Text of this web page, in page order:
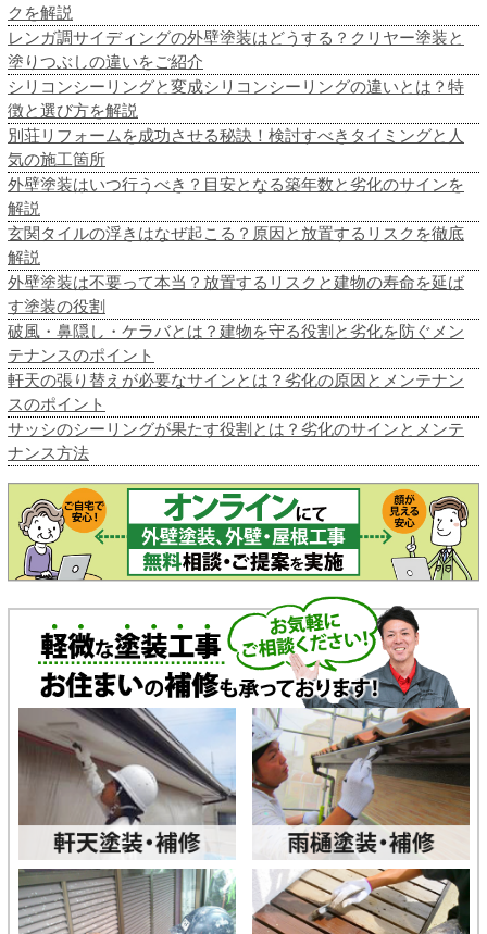
クを解説
レンガ調サイディングの外壁塗装はどうする？クリヤー塗装と
塗りつぶしの違いをご紹介
シリコンシーリングと変成シリコンシーリングの違いとは？特
徴と選び方を解説
別荘リフォームを成功させる秘訣！検討すべきタイミングと人
気の施工箇所
外壁塗装はいつ行うべき？目安となる築年数と劣化のサインを
解説
玄関タイルの浮きはなぜ起こる？原因と放置するリスクを徹底
解説
外壁塗装は不要って本当？放置するリスクと建物の寿命を延ば
す塗装の役割
破風・鼻隠し・ケラバとは？建物を守る役割と劣化を防ぐメン
テナンスのポイント
軒天の張り替えが必要なサインとは？劣化の原因とメンテナン
スのポイント
サッシのシーリングが果たす役割とは？劣化のサインとメンテ
ナンス方法